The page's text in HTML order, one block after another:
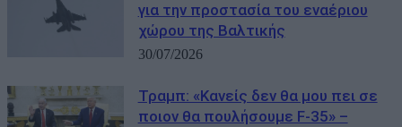
για την προστασία του εναέριου
χώρου της Βαλτικής
30/07/2026
Τραμπ: «Κανείς δεν θα μου πει σε
ποιον θα πουλήσουμε F-35» –